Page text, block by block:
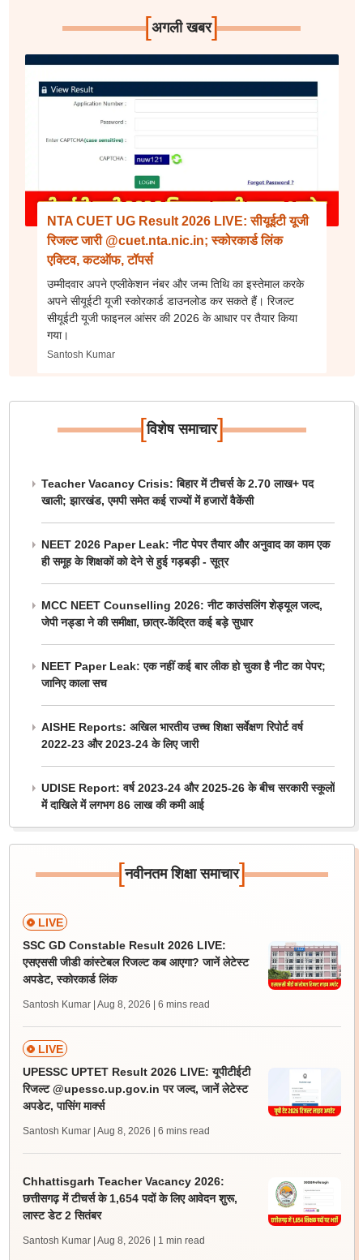
[अगली खबर]
NTA CUET UG Result 2026 LIVE: सीयूईटी यूजी
रिजल्ट जारी @cuet.nta.nic.in; स्कोरकार्ड लिंक
एक्टिव, कटऑफ, टॉपर्स
उम्मीदवार अपने एप्लीकेशन नंबर और जन्म तिथि का इस्तेमाल करके
अपने सीयूईटी यूजी स्कोरकार्ड डाउनलोड कर सकते हैं। रिजल्ट
सीयूईटी यूजी फाइनल आंसर की 2026 के आधार पर तैयार किया
गया।
Santosh Kumar
[विशेष समाचार]
Teacher Vacancy Crisis: बिहार में टीचर्स के 2.70 लाख+ पद
खाली; झारखंड, एमपी समेत कई राज्यों में हजारों वैकेंसी
NEET 2026 Paper Leak: नीट पेपर तैयार और अनुवाद का काम एक
ही समूह के शिक्षकों को देने से हुई गड़बड़ी - सूत्र
MCC NEET Counselling 2026: नीट काउंसलिंग शेड्यूल जल्द,
जेपी नड्डा ने की समीक्षा, छात्र-केंद्रित कई बड़े सुधार
NEET Paper Leak: एक नहीं कई बार लीक हो चुका है नीट का पेपर;
जानिए काला सच
AISHE Reports: अखिल भारतीय उच्च शिक्षा सर्वेक्षण रिपोर्ट वर्ष
2022-23 और 2023-24 के लिए जारी
UDISE Report: वर्ष 2023-24 और 2025-26 के बीच सरकारी स्कूलों
में दाखिले में लगभग 86 लाख की कमी आई
[नवीनतम शिक्षा समाचार]
LIVE
SSC GD Constable Result 2026 LIVE:
एसएससी जीडी कांस्टेबल रिजल्ट कब आएगा? जानें लेटेस्ट
अपडेट, स्कोरकार्ड लिंक
Santosh Kumar | Aug 8, 2026 | 6 mins read
LIVE
UPESSC UPTET Result 2026 LIVE: यूपीटीईटी
रिजल्ट @upessc.up.gov.in पर जल्द, जानें लेटेस्ट
अपडेट, पासिंग मार्क्स
Santosh Kumar | Aug 8, 2026 | 6 mins read
Chhattisgarh Teacher Vacancy 2026:
छत्तीसगढ़ में टीचर्स के 1,654 पदों के लिए आवेदन शुरू,
लास्ट डेट 2 सितंबर
Santosh Kumar | Aug 8, 2026 | 1 min read